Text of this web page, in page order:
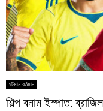
ঘটমান বর্তমান
শিল্প বনাম ইস্পাত: